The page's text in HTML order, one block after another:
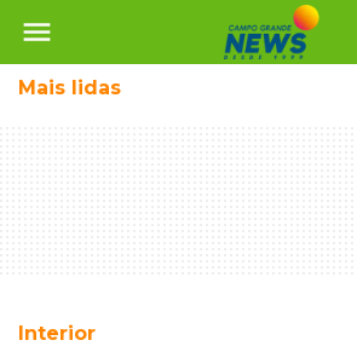
menu
Mais lidas
Interior